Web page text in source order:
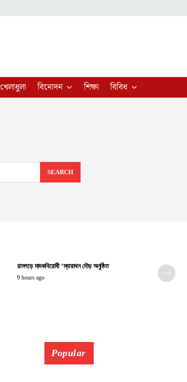
খেলাধুলা বিনোদন শিক্ষা বিবিধ
SEARCH
রামগড়ে মাদকবিরোধী ‘ম্যারাথন দৌড় অনুষ্ঠিত
9 hours ago
Popular